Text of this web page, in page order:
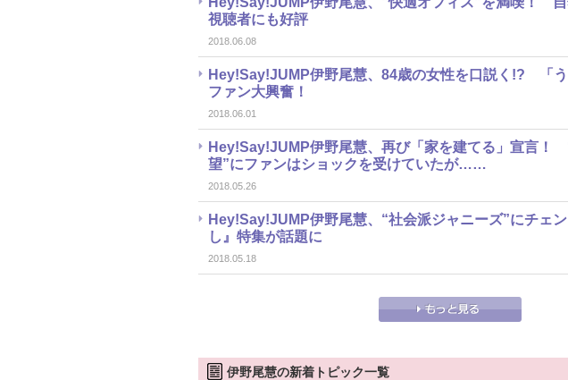
視聴者にも好評
2018.06.08
Hey!Say!JUMP伊野尾慧、84歳の女性を口説く!? 「
ファン大興奮！
2018.06.01
Hey!Say!JUMP伊野尾慧、再び「家を建てる」宣言！
望”にファンはショックを受けていたが……
2018.05.26
Hey!Say!JUMP伊野尾慧、“社会派ジャニーズ”にチェ
し』特集が話題に
2018.05.18
伊野尾慧の新着トピック一覧